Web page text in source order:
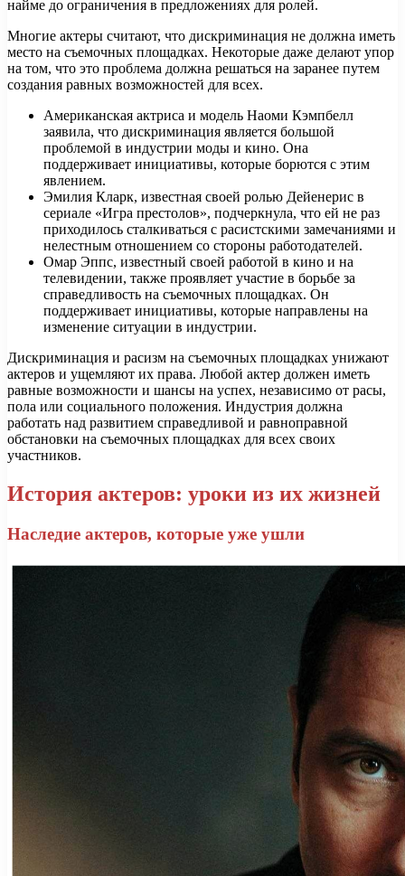
найме до ограничения в предложениях для ролей.
Многие актеры считают, что дискриминация не должна иметь
место на съемочных площадках. Некоторые даже делают упор
на том, что это проблема должна решаться на заранее путем
создания равных возможностей для всех.
Американская актриса и модель Наоми Кэмпбелл
заявила, что дискриминация является большой
проблемой в индустрии моды и кино. Она
поддерживает инициативы, которые борются с этим
явлением.
Эмилия Кларк, известная своей ролью Дейенерис в
сериале «Игра престолов», подчеркнула, что ей не раз
приходилось сталкиваться с расистскими замечаниями и
нелестным отношением со стороны работодателей.
Омар Эппс, известный своей работой в кино и на
телевидении, также проявляет участие в борьбе за
справедливость на съемочных площадках. Он
поддерживает инициативы, которые направлены на
изменение ситуации в индустрии.
Дискриминация и расизм на съемочных площадках унижают
актеров и ущемляют их права. Любой актер должен иметь
равные возможности и шансы на успех, независимо от расы,
пола или социального положения. Индустрия должна
работать над развитием справедливой и равноправной
обстановки на съемочных площадках для всех своих
участников.
История актеров: уроки из их жизней
Наследие актеров, которые уже ушли